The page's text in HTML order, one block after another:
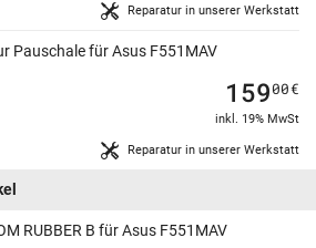
Reparatur in unserer Werkstatt
Pauschale für Asus F551MAV
Reparatur in unserer Werkstatt
15900€
inkl. 19% MwSt
RUBBER B für Asus F551MAV